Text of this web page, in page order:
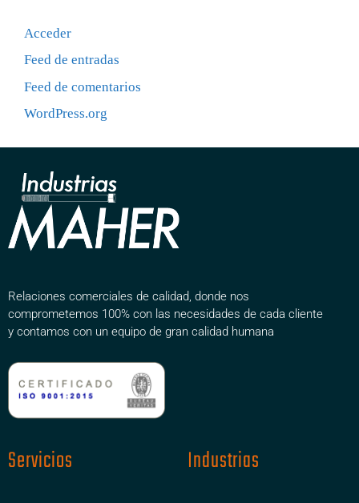
Acceder
Feed de entradas
Feed de comentarios
WordPress.org
Relaciones comerciales de calidad, donde nos
comprometemos 100% con las necesidades de cada cliente
y contamos con un equipo de gran calidad humana
Servicios Industrias